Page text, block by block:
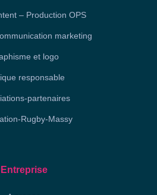
– Production OPS
marketing
et logo
responsable
partenaires
Rugby-Massy
Entreprise